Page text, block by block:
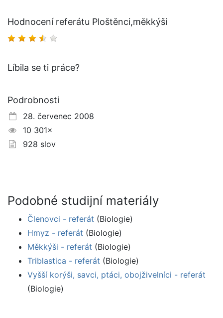
Hodnocení referátu Ploštěnci,měkkýši
Líbila se ti práce?
Podrobnosti
28. červenec 2008
10 301×
928 slov
Podobné studijní materiály
Členovci - referát (Biologie)
Hmyz - referát (Biologie)
Měkkýši - referát (Biologie)
Triblastica - referát (Biologie)
Vyšší korýši, savci, ptáci, obojživelníci - referát
(Biologie)